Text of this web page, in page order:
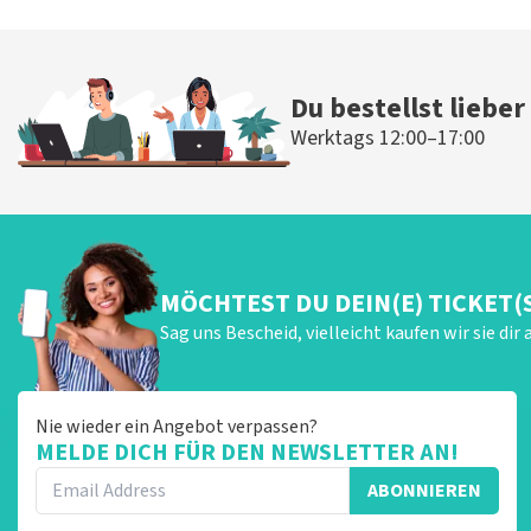
TICKETS KAUFEN
Du bestellst
Werktags 12:00–17:00
MÖCHTEST DU DEIN(E)
Sag uns Bescheid, vielleicht kaufen wir sie dir
Nie wieder ein Angebot verpassen?
MELDE DICH FÜR DEN NEWSLETTER AN!
ABONNIEREN